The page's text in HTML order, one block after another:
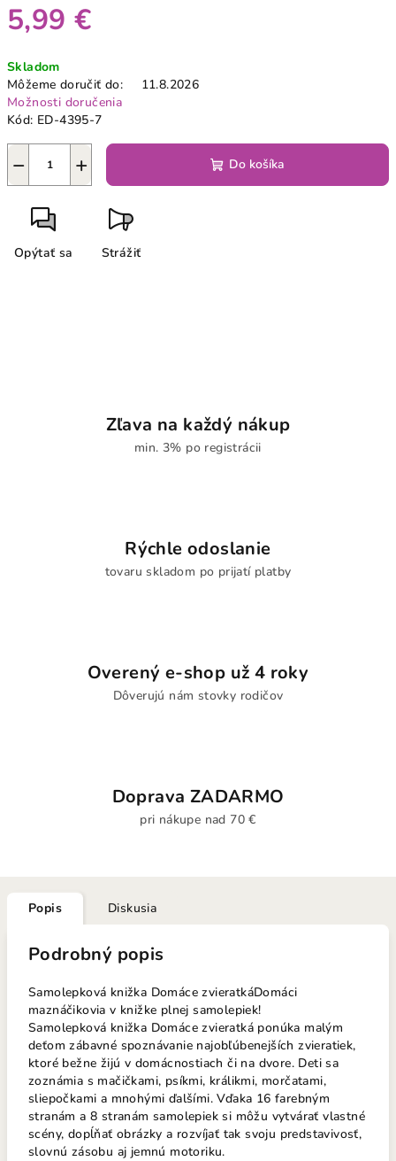
5,99 €
cena:
Skladom
Môžeme doručiť do:
11.8.2026
Možnosti doručenia
Kód: ED-4395-7
+
− Do košíka
Opýtať sa Strážiť
Zľava na každý nákup
min. 3% po registrácii
Rýchle odoslanie
tovaru skladom po prijatí platby
Overený e-shop už 4 roky
Dôverujú nám stovky rodičov
Doprava ZADARMO
pri nákupe nad 70 €
Popis Diskusia
Podrobný popis
Samolepková knižka Domáce zvieratkáDomáci
maznáčikovia v knižke plnej samolepiek!
Samolepková knižka Domáce zvieratká ponúka malým
deťom zábavné spoznávanie najobľúbenejších zvieratiek,
ktoré bežne žijú v domácnostiach či na dvore. Deti sa
zoznámia s mačičkami, psíkmi, králikmi, morčatami,
sliepočkami a mnohými ďalšími. Vďaka 16 farebným
stranám a 8 stranám samolepiek si môžu vytvárať vlastné
scény, dopĺňať obrázky a rozvíjať tak svoju predstavivosť,
slovnú zásobu aj jemnú motoriku.